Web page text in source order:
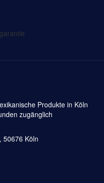
Produkte in Köln
zugänglich
50676 Köln